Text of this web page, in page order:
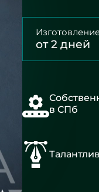
от 2 дней
в СПб